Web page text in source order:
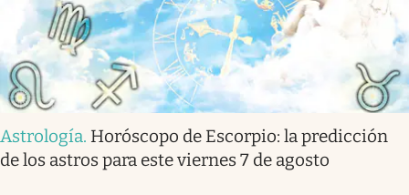
Astrología. Horóscopo de Escorpio: la predicción
de los astros para este viernes 7 de agosto